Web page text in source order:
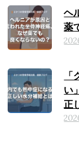
ヘ
薬
い
正